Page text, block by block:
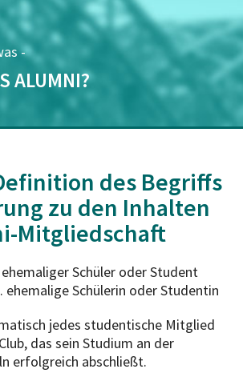
-
ALUMNI?
des Begriffs
zu den Inhalten
Mitgliedschaft
Schüler oder Student
ehemalige Schülerin oder Studentin
jedes studentische Mitglied
das sein Studium an der
erfolgreich abschließt.